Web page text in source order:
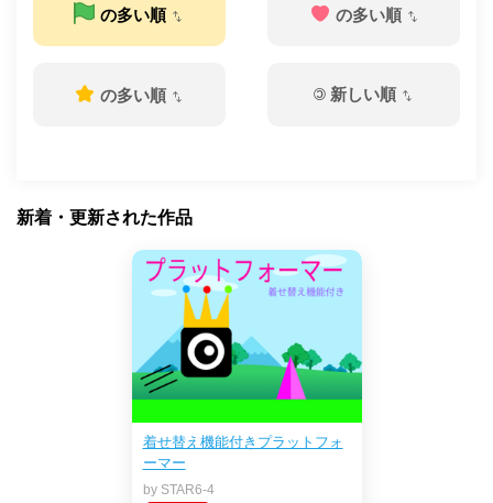
の多い順 の多い順
の多い順 © 新しい順
新着・更新された作品
着せ替え機能付きプラットフォ
ーマー
by STAR6-4